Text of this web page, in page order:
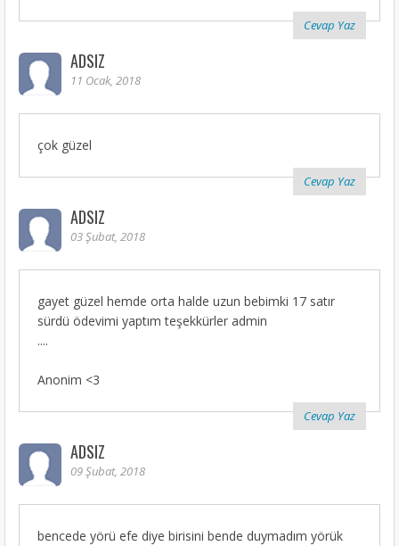
Cevap Yaz
ADSIZ
11 Ocak, 2018
çok güzel
Cevap Yaz
ADSIZ
03 Şubat, 2018
gayet güzel hemde orta halde uzun bebimki 17 satır
sürdü ödevimi yaptım teşekkürler admin
....
Anonim <3
Cevap Yaz
ADSIZ
09 Şubat, 2018
bencede yörü efe diye birisini bende duymadım yörük